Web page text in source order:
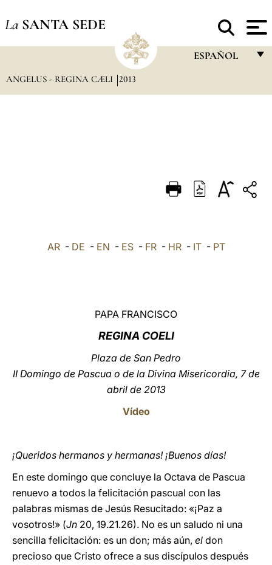
La SANTA SEDE
ESPAÑOL
DEUTSCH
العربيّة
ANGELUS - REGINA CÆLI 2013
AR- DE - EN - ES- FR- HR- IT- PT
PAPA FRANCISCO
REGINA COELI
Plaza de San Pedro
II Domingo de Pascua o de la Divina Misericordia, 7 de
abril de 2013
Vídeo
¡Queridos hermanos y hermanas! ¡Buenos días!
En este domingo que concluye la Octava de Pascua
renuevo a todos la felicitación pascual con las
palabras mismas de Jesús Resucitado: «¡Paz a
vosotros!» (Jn 20, 19.21.26). No es un saludo ni una
sencilla felicitación: es un don; más aún, el don
precioso que Cristo ofrece a sus discípulos después